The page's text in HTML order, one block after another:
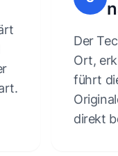
Der
Ort,
führt
direkt